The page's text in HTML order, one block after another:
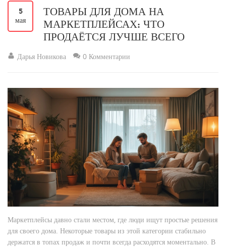
5
мая
ТОВАРЫ ДЛЯ ДОМА НА
МАРКЕТПЛЕЙСАХ: ЧТО
ПРОДАЁТСЯ ЛУЧШЕ ВСЕГО
Дарья Новикова 0 Комментарии
Маркетплейсы давно стали местом, где люди ищут простые решения
для своего дома. Некоторые товары из этой категории стабильно
держатся в топах продаж и почти всегда расходятся моментально. В